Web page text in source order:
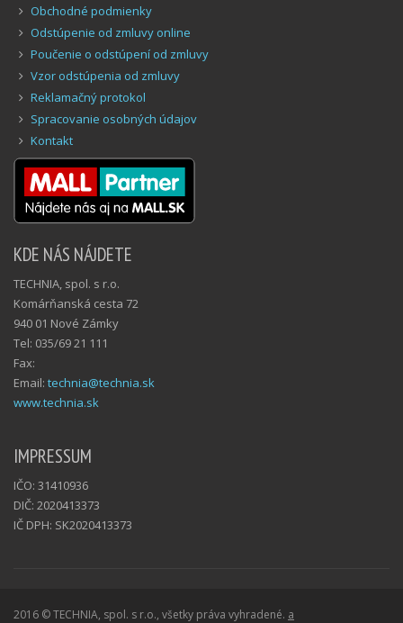
Obchodné podmienky
Odstúpenie od zmluvy online
Poučenie o odstúpení od zmluvy
Vzor odstúpenia od zmluvy
Reklamačný protokol
Spracovanie osobných údajov
Kontakt
KDE NÁS NÁJDETE
TECHNIA, spol. s r.o.
Komárňanská cesta 72
940 01 Nové Zámky
Tel: 035/69 21 111
Fax:
Email: technia@technia.sk
www.technia.sk
IMPRESSUM
IČO: 31410936
DIČ: 2020413373
IČ DPH: SK2020413373
2016 © TECHNIA, spol. s r.o., všetky práva vyhradené. a